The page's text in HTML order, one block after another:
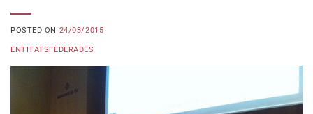
POSTED ON 24/03/2015
ENTITATSFEDERADES